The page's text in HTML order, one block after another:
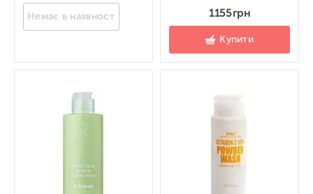
Немає в наявності 1155 грн
Купити